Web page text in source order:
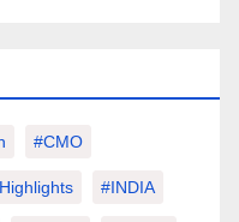
#CMO
#INDIA